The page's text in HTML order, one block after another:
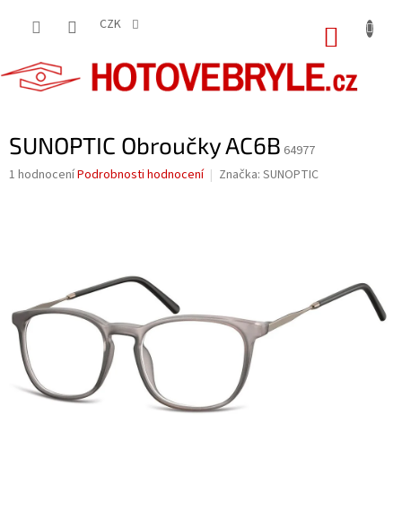
CZK
SUNOPTIC Obroučky AC6B 64977
Průměrné
hvězdiček.
1 hodnoceníPodrobnosti hodnocení Značka: SUNOPTIC